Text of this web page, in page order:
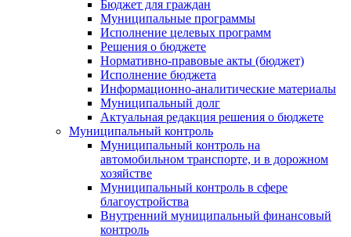
Бюджет для граждан
Муниципальные программы
Исполнение целевых программ
Решения о бюджете
Нормативно-правовые акты (бюджет)
Исполнение бюджета
Информационно-аналитические материалы
Муниципальный долг
Актуальная редакция решения о бюджете
Муниципальный контроль
Муниципальный контроль на
автомобильном транспорте, и в дорожном
хозяйстве
Муниципальный контроль в сфере
благоустройства
Внутренний муниципальный финансовый
контроль